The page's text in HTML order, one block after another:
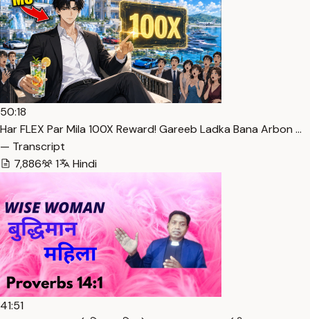
50:18
Har FLEX Par Mila 100X Reward! Gareeb Ladka Bana Arbon …
— Transcript
7,886
1 Hindi
41:51